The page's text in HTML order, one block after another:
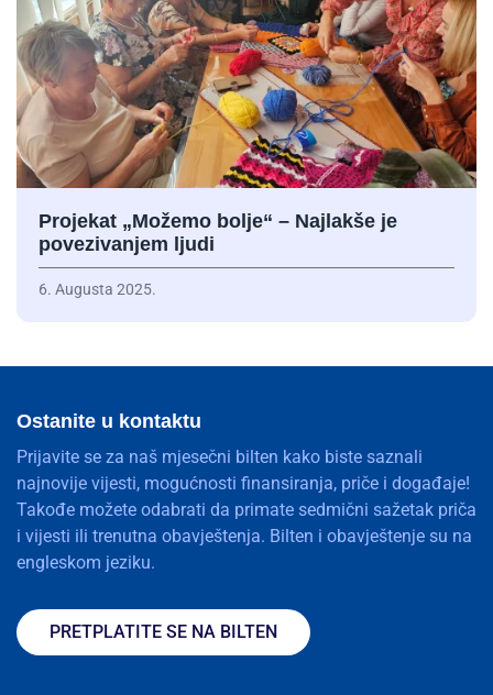
Projekat „Možemo bolje“ – Najlakše je
povezivanjem ljudi
6. Augusta 2025.
Ostanite u kontaktu
Prijavite se za naš mjesečni bilten kako biste saznali
najnovije vijesti, mogućnosti finansiranja, priče i događaje!
Takođe možete odabrati da primate sedmični sažetak priča
i vijesti ili trenutna obavještenja. Bilten i obavještenje su na
engleskom jeziku.
PRETPLATITE SE NA BILTEN